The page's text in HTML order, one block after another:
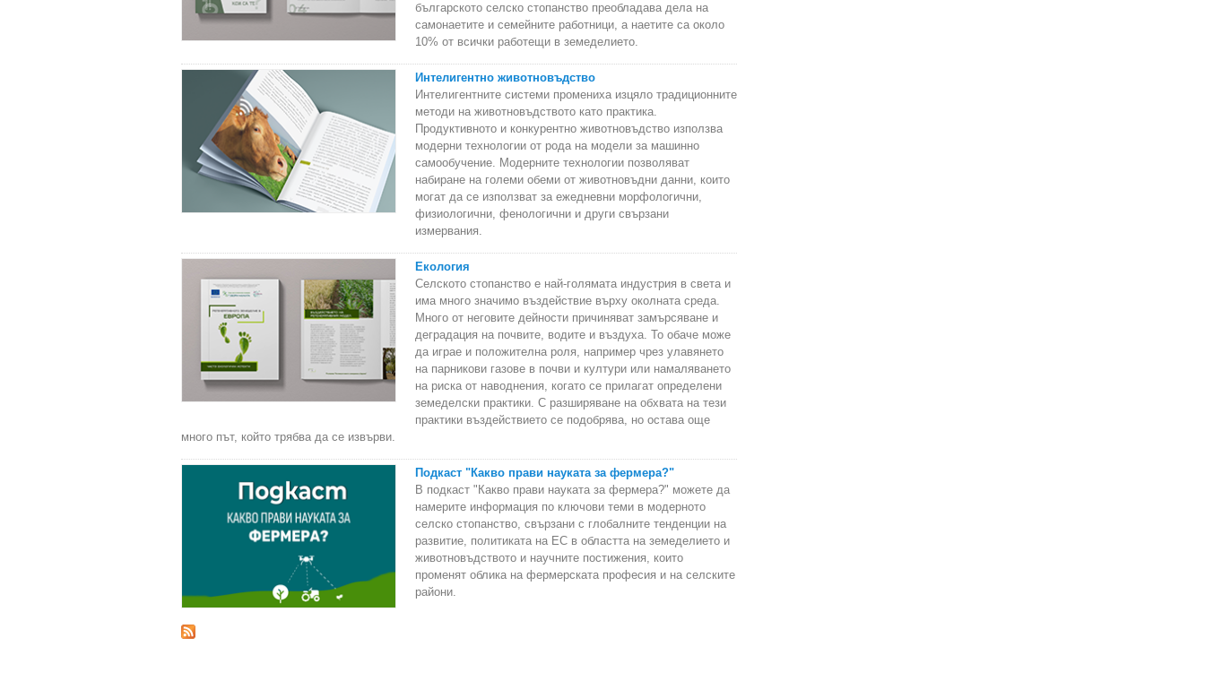
българското селско стопанство преобладава дела на
самонаетите и семейните работници, а наетите са около
10% от всички работещи в земеделието.
Интелигентно животновъдство
Интелигентните системи промениха изцяло традиционните
методи на животновъдството като практика.
Продуктивното и конкурентно животновъдство използва
модерни технологии от рода на модели за машинно
самообучение. Модерните технологии позволяват
набиране на големи обеми от животновъдни данни, които
могат да се използват за ежедневни морфологични,
физиологични, фенологични и други свързани
измервания.
Екология
Селското стопанство е най-голямата индустрия в света и
има много значимо въздействие върху околната среда.
Много от неговите дейности причиняват замърсяване и
деградация на почвите, водите и въздуха. То обаче може
да играе и положителна роля, например чрез улавянето
на парникови газове в почви и култури или намаляването
на риска от наводнения, когато се прилагат определени
земеделски практики. С разширяване на обхвата на тези
практики въздействието се подобрява, но остава още
много път, който трябва да се извърви.
Подкаст "Какво прави науката за фермера?"
В подкаст "Какво прави науката за фермера?" можете да
намерите информация по ключови теми в модерното
селско стопанство, свързани с глобалните тенденции на
развитие, политиката на ЕС в областта на земеделието и
животновъдството и научните постижения, които
променят облика на фермерската професия и на селските
райони.